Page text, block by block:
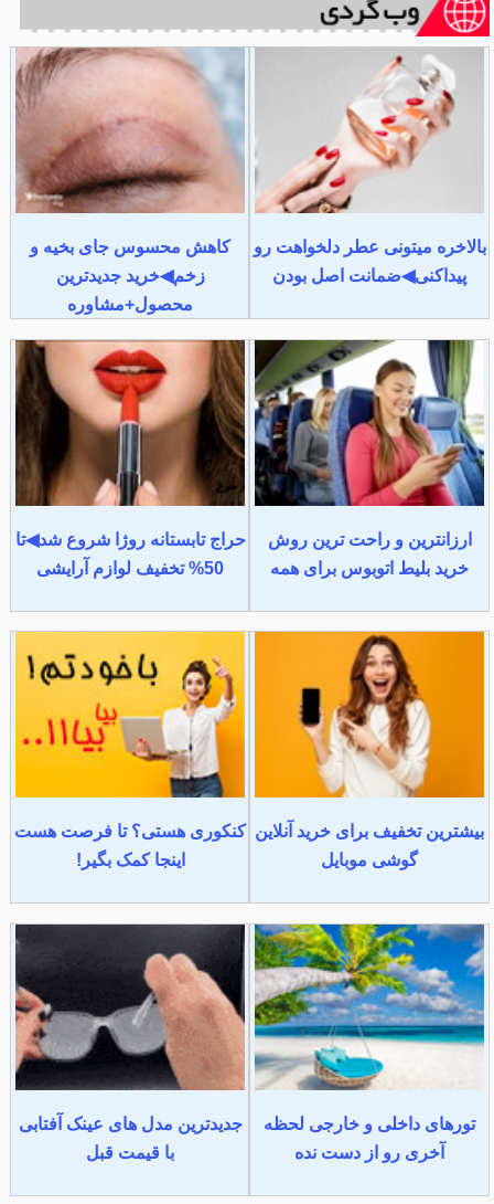
بالاخره میتونی عطر دلخواهت رو
پیداکنی◀ضمانت اصل بودن
کاهش محسوس جای بخیه و
زخم◀خرید جدیدترین
محصول+مشاوره
ارزانترین و راحت ترین روش
خرید بلیط اتوبوس برای همه
حراج تابستانه روژا شروع شد◀تا
50% تخفیف لوازم آرایشی
بیشترین تخفیف برای خرید آنلاین
گوشی موبایل
کنکوری هستی؟ تا فرصت هست
اینجا کمک بگیر!
تورهای داخلی و خارجی لحظه
آخری رو از دست نده
جدیدترین مدل های عینک آفتابی
با قیمت قبل